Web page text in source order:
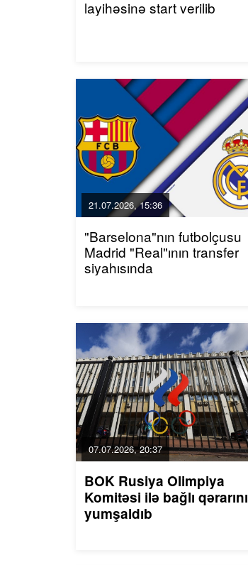
layihəsinə start verilib
21.07.2026, 15:36
"Barselona"nın futbolçusu
Madrid "Real"ının transfer
siyahısında
07.07.2026, 20:37
BOK Rusiya Olimpiya
Komitəsi ilə bağlı qərarını
yumşaldıb